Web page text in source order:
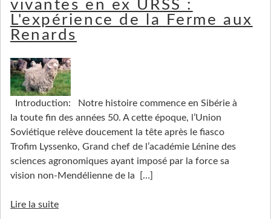
vivantes en ex URSS :
L'expérience de la Ferme aux
Renards
Introduction: Notre histoire commence en Sibérie à
la toute fin des années 50. A cette époque, l’Union
Soviétique relève doucement la tête après le fiasco
Trofim Lyssenko, Grand chef de l’académie Lénine des
sciences agronomiques ayant imposé par la force sa
vision non-Mendélienne de la
[…]
Lire la suite